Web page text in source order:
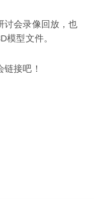
讨会录像回放，也
模型文件。
接吧！